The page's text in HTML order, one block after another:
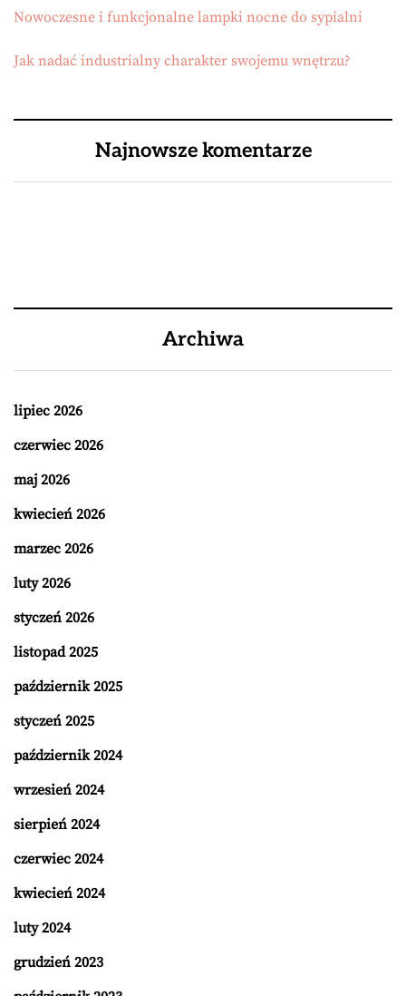
Nowoczesne i funkcjonalne lampki nocne do sypialni
Jak nadać industrialny charakter swojemu wnętrzu?
Najnowsze komentarze
Archiwa
lipiec 2026
czerwiec 2026
maj 2026
kwiecień 2026
marzec 2026
luty 2026
styczeń 2026
listopad 2025
październik 2025
styczeń 2025
październik 2024
wrzesień 2024
sierpień 2024
czerwiec 2024
kwiecień 2024
luty 2024
grudzień 2023